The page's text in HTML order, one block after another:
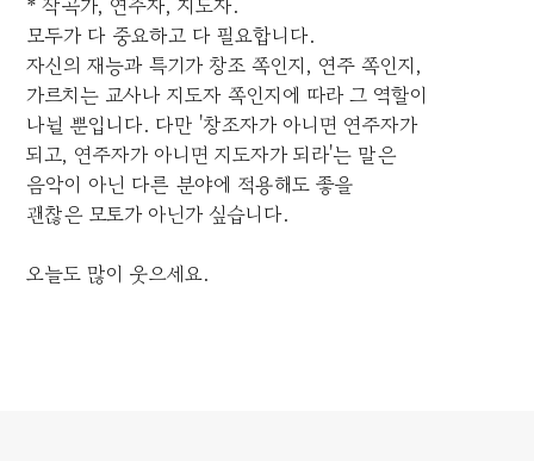
모두가 다 중요하고 다 필요합니다.
자신의 재능과 특기가 창조 쪽인지, 연주 쪽인지,
가르치는 교사나 지도자 쪽인지에 따라 그 역할이
나뉠 뿐입니다. 다만 '창조자가 아니면 연주자가
되고, 연주자가 아니면 지도자가 되라'는 말은
음악이 아닌 다른 분야에 적용해도 좋을
괜찮은 모토가 아닌가 싶습니다.
오늘도 많이 웃으세요.